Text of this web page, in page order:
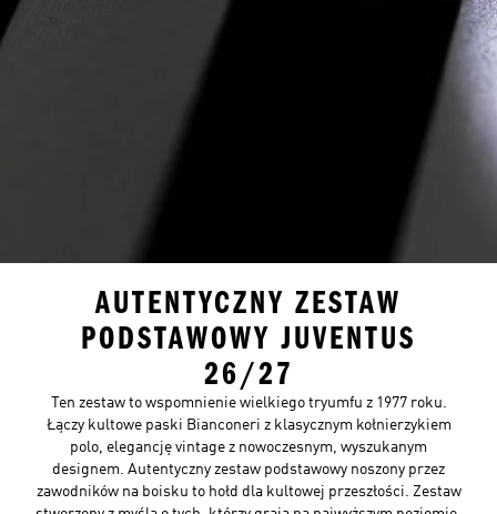
AUTENTYCZNY ZESTAW
PODSTAWOWY JUVENTUS
26/27
Ten zestaw to wspomnienie wielkiego tryumfu z 1977 roku.
Łączy kultowe paski Bianconeri z klasycznym kołnierzykiem
polo, elegancję vintage z nowoczesnym, wyszukanym
designem. Autentyczny zestaw podstawowy noszony przez
zawodników na boisku to hołd dla kultowej przeszłości. Zestaw